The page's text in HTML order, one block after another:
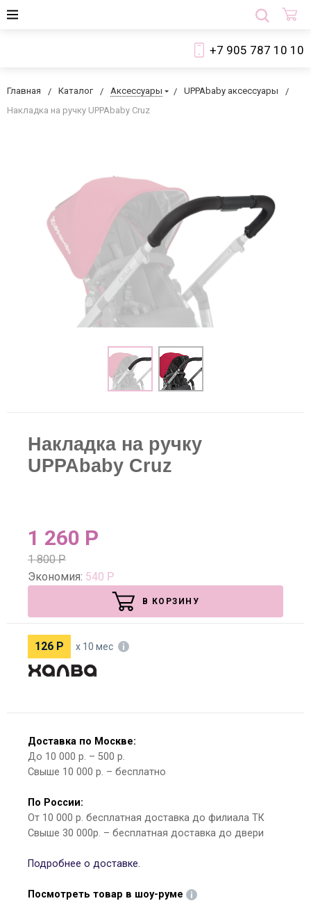
+7 905 787 10 10
Главная Каталог Аксессуары
UPPAbaby аксессуары
Накладка на ручку UPPAbaby Cruz
Накладка на ручку
UPPAbaby Cruz
1 260 Р
1 800Р
Экономия: 540 Р
В КОРЗИНУ
126 Р х 10 мес
Доставка по Москве:
До 10 000 р. – 500 р.
Свыше 10 000 р. – бесплатно
По России:
От 10 000 р. бесплатная доставка до филиала ТК
Свыше 30 000р. – бесплатная доставка до двери
Подробнее о доставке.
Посмотреть товар в шоу-руме